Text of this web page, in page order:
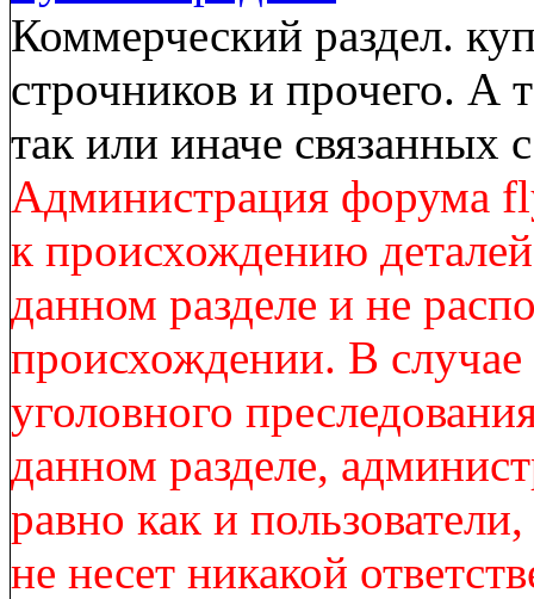
Коммерческий раздел.
строчников и прочего. А
так или иначе
Администрация форума
к происхождению
данном разделе и не
происхождении. В
уголовного
данном разделе,
равно как и
не несет никакой